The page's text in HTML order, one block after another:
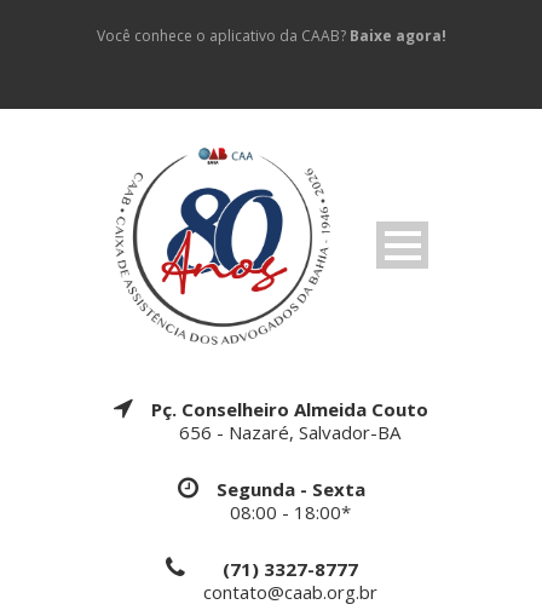
Você conhece o aplicativo da CAAB? Baixe agora!
Pç. Conselheiro Almeida Couto
656 - Nazaré, Salvador-BA
Segunda - Sexta
08:00 - 18:00*
(71) 3327-8777
contato@caab.org.br